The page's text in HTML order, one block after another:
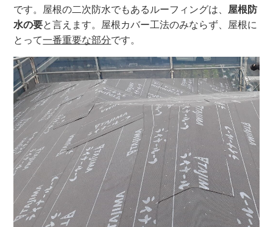
です。屋根の二次防水でもあるルーフィングは、 屋根防
水の要と言えます。屋根カバー工法のみならず、屋根に
とって一番重要な部分です。